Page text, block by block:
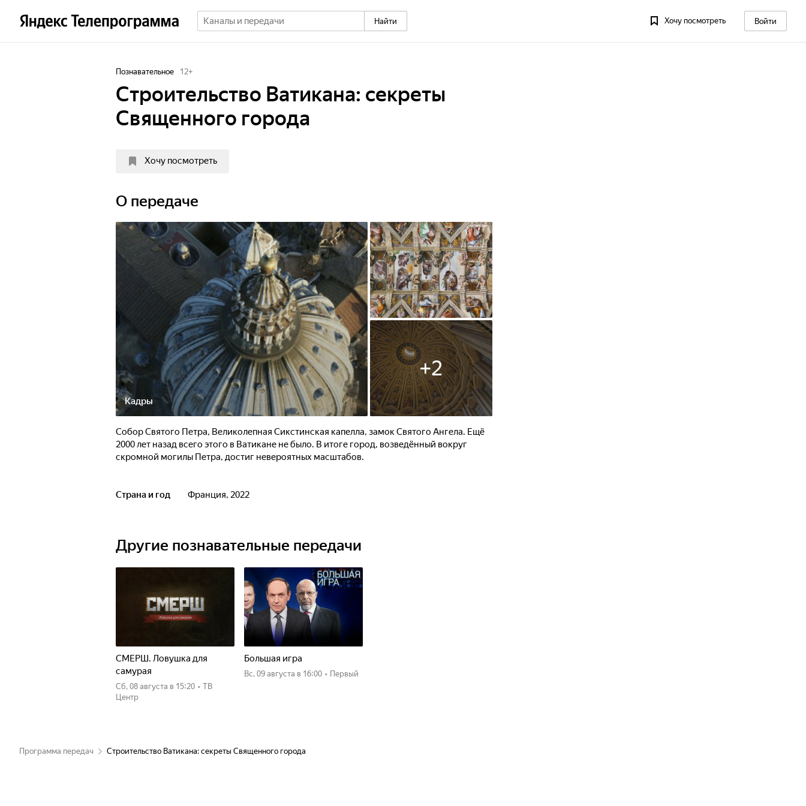
Найти Хочу посмотреть Войти
Познавательное 12+
Строительство Ватикана: секреты
Священного города
Хочу посмотреть
О передаче
Кадры
+2
Собор Святого Петра, Великолепная Сикстинская капелла, замок Святого Ангела. Ещё
2000 лет назад всего этого в Ватикане не было. В итоге город, возведённый вокруг
скромной могилы Петра, достиг невероятных масштабов.
Страна и год Франция, 2022
Другие познавательные передачи
СМЕРШ. Ловушка для
самурая
сб, 08 августа в 15:20 • ТВ
Центр
Большая игра
вс, 09 августа в 16:00 • Первый
Программа передач Строительство Ватикана: секреты Священного города